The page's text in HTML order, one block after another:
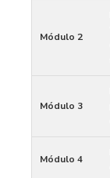
Módulo 2
Módulo 3
Módulo 4